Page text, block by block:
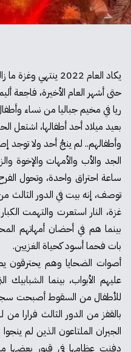
يكاد العام 2022
ريا في مخيم جباليا من نساء
بعيد ميلاد أحد أطفالها، اشتعل
وأطفالهم.. لم ينجُ أحد ولا توجد
الجد والأب والأمهات والإخوة
ساعة احتراق واحدة، وتحول
توصف، إنه بيت في الدور الثالث
غزة، النار استعرت والتهمت
بينما هم في أحضان أمهاتهم
بات فحما أسود كحياة الغزيين.
أصوات الضحايا وهم يحترقون
عليهم الأبواب، بينما
للأطفال من السقوط أصبحت
بالقفز من الدور الثالث فرارا
الجيران الملتاعون الذين لم
دفنت عظامها في قبور بعضها